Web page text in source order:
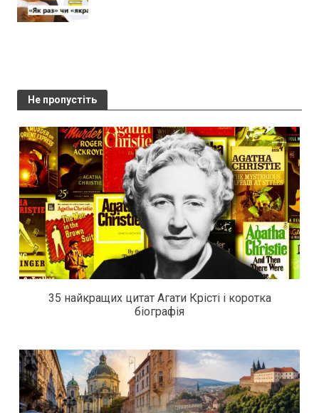
Не пропустіть
35 найкращих цитат Агати Крісті і коротка
біографія